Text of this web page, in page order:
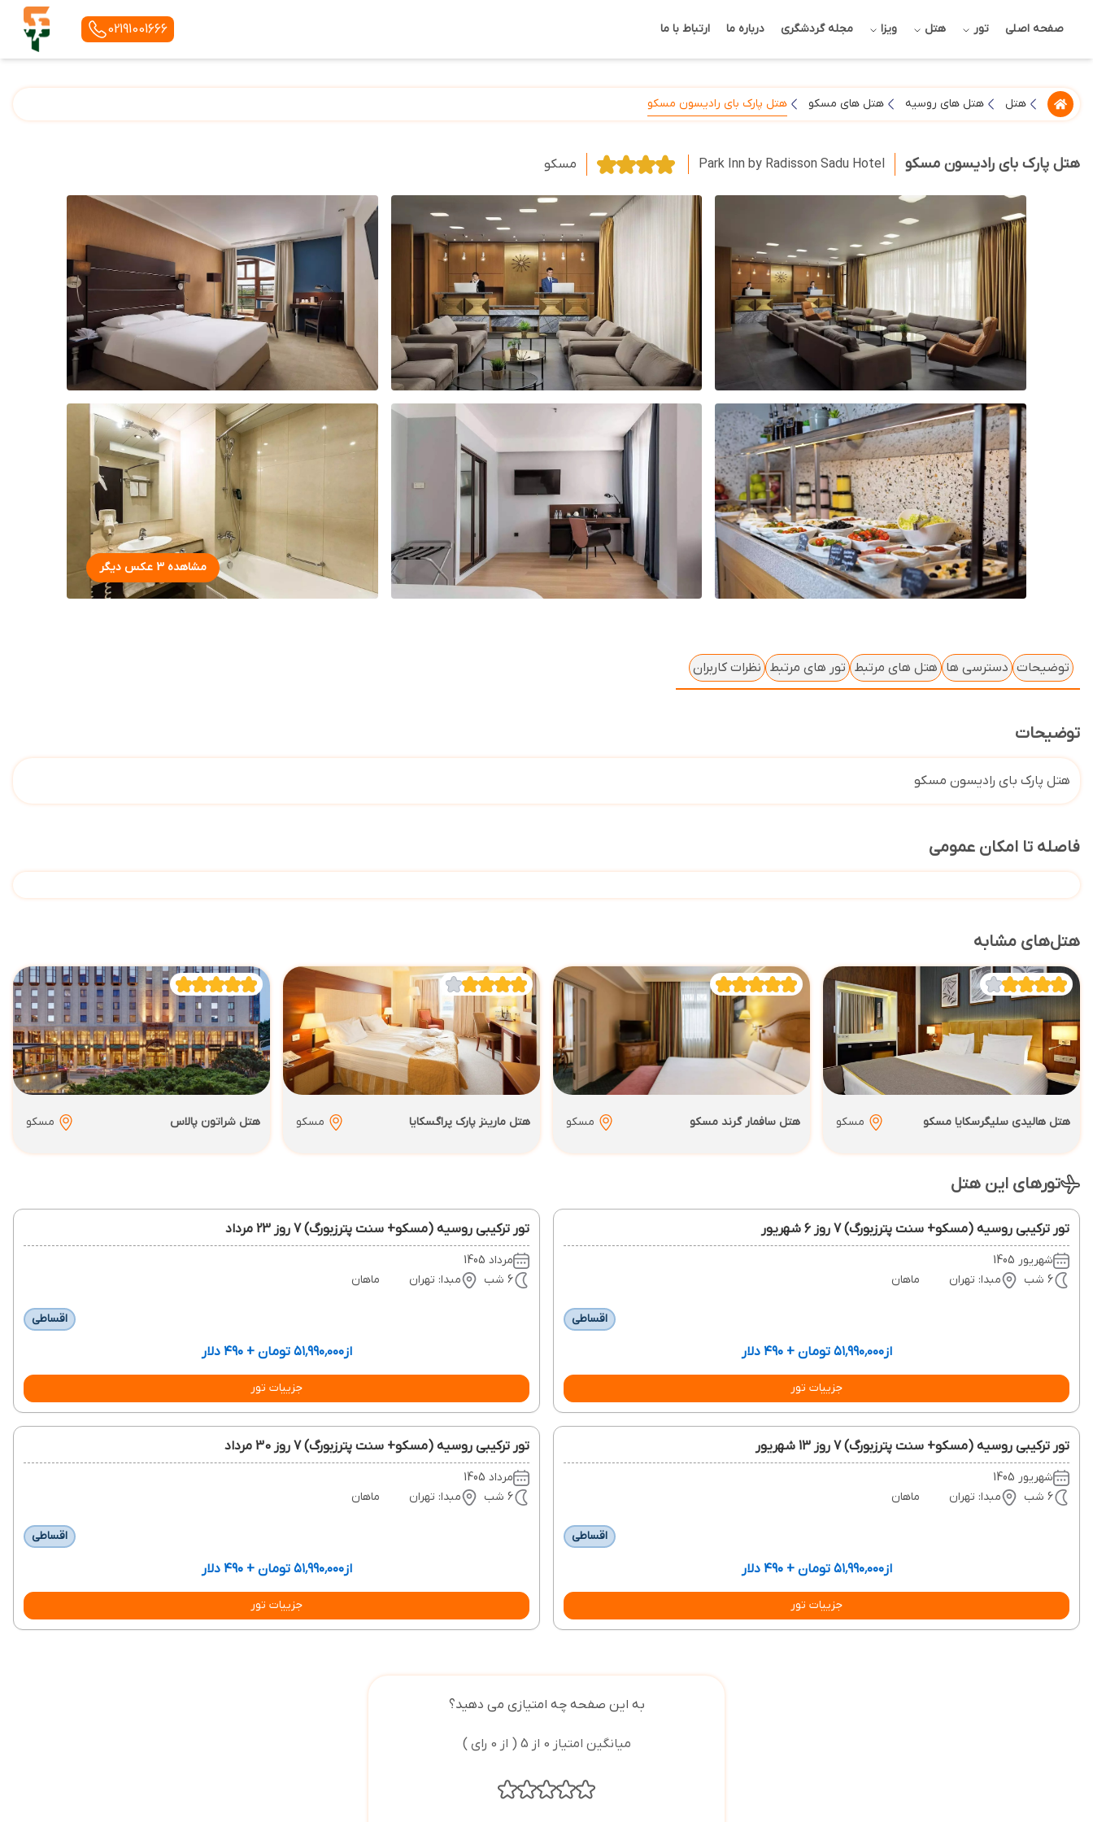
صفحه اصلی تور هتل ویزا مجله گردشگری درباره ما ارتباط با ما 02191001666
هتل هتل های روسیه هتل های مسکو هتل پارک بای رادیسون مسکو
هتل پارک بای رادیسون مسکو Park Inn by Radisson Sadu Hotel مسکو
مشاهده 3 عکس دیگر
توضیحات دسترسی ها هتل های مرتبط تور های مرتبط نظرات کاربران
توضیحات
هتل پارک بای رادیسون مسکو
فاصله تا امکان عمومی
هتل‌های مشابه
هتل هالیدی سلیگرسکایا مسکو مسکو هتل سافمار گرند مسکو مسکو هتل مارینز پارک پراگسکایا مسکو هتل شراتون پالاس مسکو
تورهای این هتل
تور ترکیبی روسیه (مسکو+ سنت پترزبورگ) 7 روز 6 شهریور
شهریور 1405
6 شب
مبدا: تهران ماهان
اقساطی
از۵۱٬۹۹۰٬۰۰۰ تومان + ۴۹۰ دلار
جزییات تور
تور ترکیبی روسیه (مسکو+ سنت پترزبورگ) 7 روز 23 مرداد
مرداد 1405
6 شب
مبدا: تهران ماهان
اقساطی
از۵۱٬۹۹۰٬۰۰۰ تومان + ۴۹۰ دلار
جزییات تور
تور ترکیبی روسیه (مسکو+ سنت پترزبورگ) 7 روز 13 شهریور
شهریور 1405
6 شب
مبدا: تهران ماهان
اقساطی
از۵۱٬۹۹۰٬۰۰۰ تومان + ۴۹۰ دلار
جزییات تور
تور ترکیبی روسیه (مسکو+ سنت پترزبورگ) 7 روز 30 مرداد
مرداد 1405
6 شب
مبدا: تهران ماهان
اقساطی
از۵۱٬۹۹۰٬۰۰۰ تومان + ۴۹۰ دلار
جزییات تور
به این صفحه چه امتیازی می دهید؟
میانگین امتیاز 0 از 5 ( از 0 رای )